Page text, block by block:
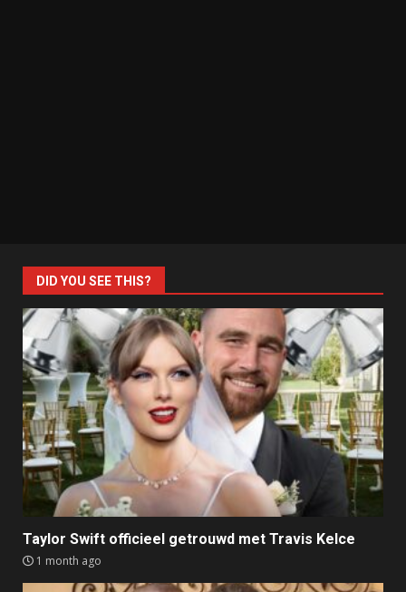
DID YOU SEE THIS?
Taylor Swift officieel getrouwd met Travis Kelce
1 month ago